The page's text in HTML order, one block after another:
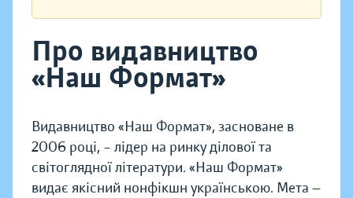
Про видавництво
«Наш Формат»
Видавництво «Наш Формат», засноване в
2006 році, – лідер на ринку ділової та
світоглядної літератури. «Наш Формат»
видає якісний нонфікшн українською. Мета —